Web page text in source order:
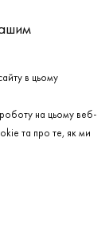
машині
в цьому
на цьому веб-
та про те, як ми